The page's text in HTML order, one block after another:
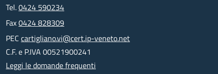
Tel.0424 590234
Fax0424 828309
PEC cartigliano.vi@cert.ip-veneto.net
C.F. e P.IVA 00521900241
Leggi le domande frequenti